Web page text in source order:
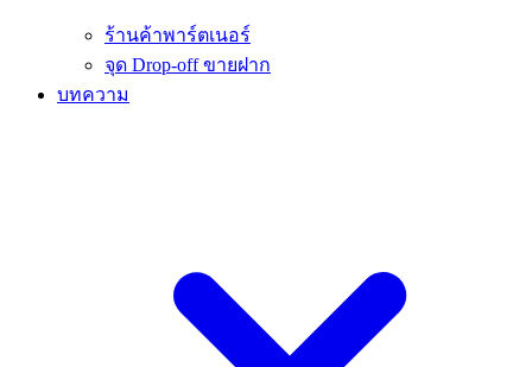
ร้านค้าพาร์ตเนอร์
จุด Drop-off ขายฝาก
บทความ